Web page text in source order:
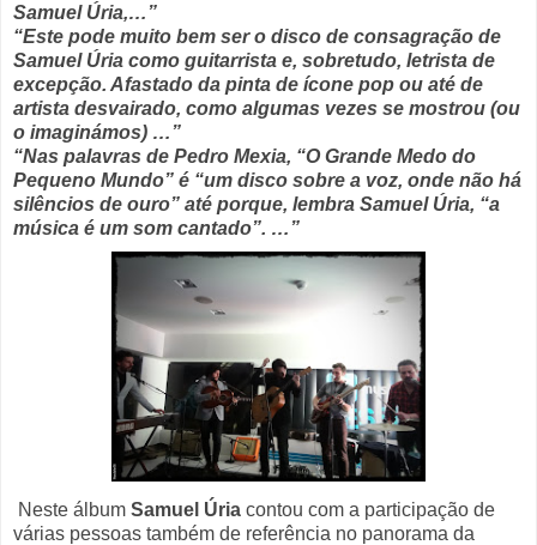
Samuel Úria,…”
“Este pode muito bem ser o disco de consagração de
Samuel Úria como guitarrista e, sobretudo, letrista de
excepção. Afastado da pinta de ícone pop ou até de
artista desvairado, como algumas vezes se mostrou (ou
o imaginámos) …”
“Nas palavras de Pedro Mexia, “O Grande Medo do
Pequeno Mundo” é “um disco sobre a voz, onde não há
silêncios de ouro” até porque, lembra Samuel Úria, “a
música é um som cantado”. …”
Neste álbum Samuel Úria contou com a participação de
várias pessoas também de referência no panorama da